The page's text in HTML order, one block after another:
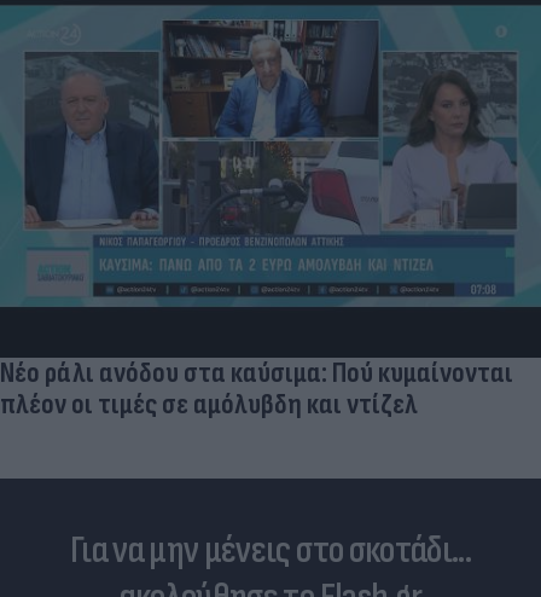
Νέο εμφύτευμα για τον καρκίνο των ωοθηκών
χορηγεί θεραπεία και "κατασκοπεύει" τον όγκο
Για να μην μένεις στο σκοτάδι...